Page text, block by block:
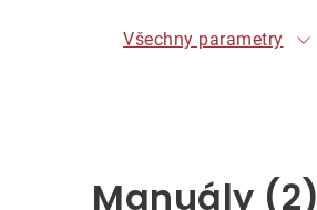
Všechny parametry
Manuály (2)